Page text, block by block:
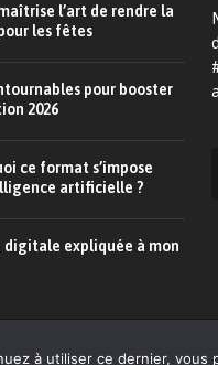
l’art de rendre la
les fêtes
pour booster
2026
ce format s’impose
artificielle ?
digitale expliquée à mon
à utiliser ce dernier, vous